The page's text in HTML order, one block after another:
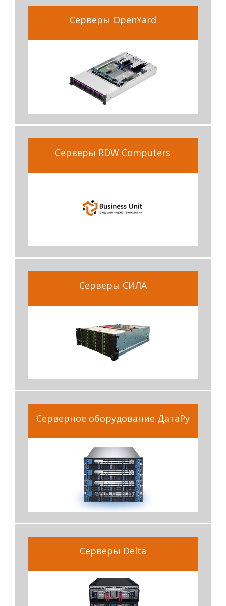
Серверы OpenYard
Серверы RDW Computers
Серверы СИЛА
Серверное оборудование ДатаРу
Серверы Delta